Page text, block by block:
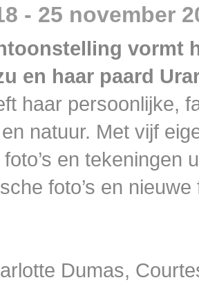
- 25 november
vormt
en haar paard
haar persoonlijke,
natuur. Met vijf
en tekeningen
foto’s en
Dumas,